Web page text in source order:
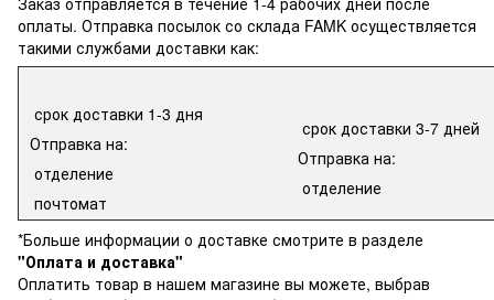
оплаты. Отправка посылок со склада FAMK осуществляется
такими службами доставки как:
срок доставки 1-3 дня
Отправка на:
отделение
почтомат
срок доставки 3-7 дней
Отправка на:
отделение
*Больше информации о доставке смотрите в разделе
"Оплата и доставка"
Оплатить товар в нашем магазине вы можете, выбрав